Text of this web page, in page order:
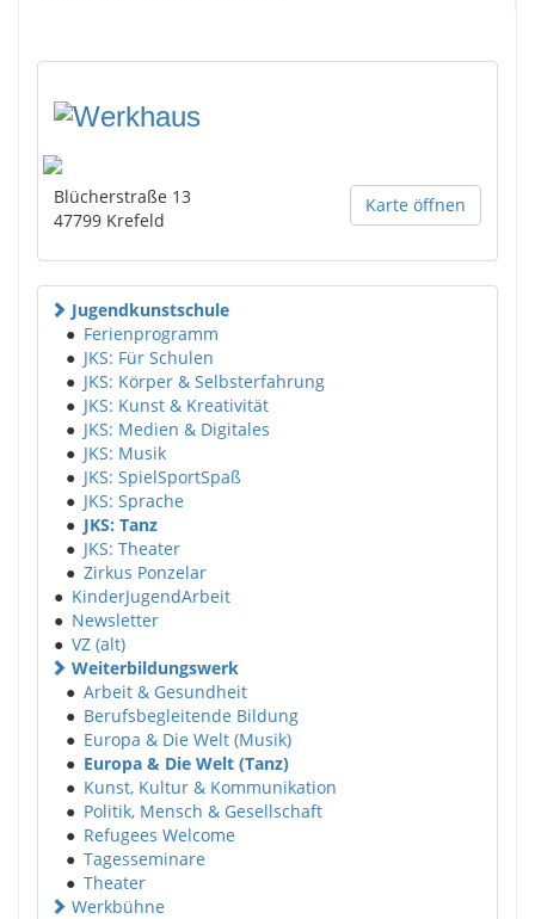
Karte öffnen
Blücherstraße 13
47799 Krefeld
Jugendkunstschule
● Ferienprogramm
● JKS: Für Schulen
● JKS: Körper & Selbsterfahrung
● JKS: Kunst & Kreativität
● JKS: Medien & Digitales
● JKS: Musik
● JKS: SpielSportSpaß
● JKS: Sprache
● JKS: Tanz
● JKS: Theater
● Zirkus Ponzelar
● KinderJugendArbeit
● Newsletter
● VZ (alt)
Weiterbildungswerk
● Arbeit & Gesundheit
● Berufsbegleitende Bildung
● Europa & Die Welt (Musik)
● Europa & Die Welt (Tanz)
● Kunst, Kultur & Kommunikation
● Politik, Mensch & Gesellschaft
● Refugees Welcome
● Tagesseminare
● Theater
Werkbühne